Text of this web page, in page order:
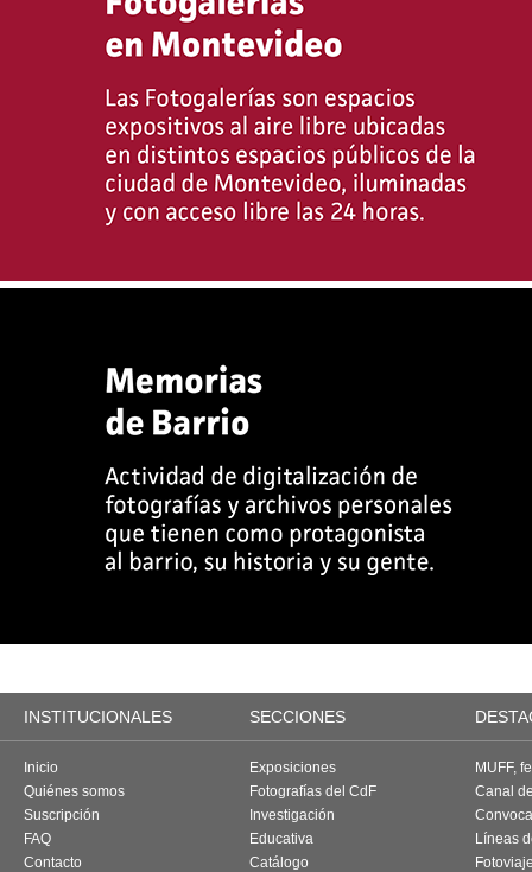
INSTITUCIONALES SECCIONES
Inicio
Quiénes somos
Suscripción
FAQ
Contacto
Exposiciones
Fotografías del CdF
Investigación
Educativa
Catálogo
MUFF,
Canal
Líneas